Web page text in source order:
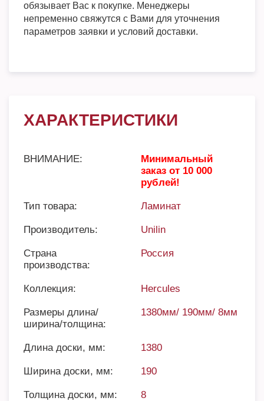
обязывает Вас к покупке. Менеджеры
непременно свяжутся с Вами для уточнения
параметров заявки и условий доставки.
ХАРАКТЕРИСТИКИ
ВНИМАНИЕ:
Минимальный
заказ от 10 000
рублей!
Тип товара: Ламинат
Производитель: Unilin
Страна
производства:
Россия
Коллекция: Hercules
Размеры длина/
ширина/толщина:
1380мм/ 190мм/ 8мм
Длина доски, мм: 1380
Ширина доски, мм: 190
Толщина доски, мм: 8